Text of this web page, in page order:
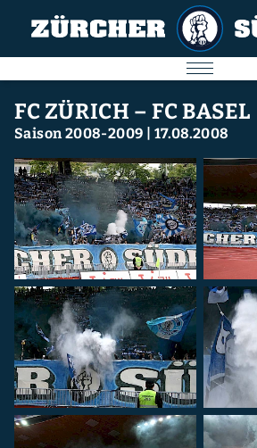
AKTUELL
SPIELE
SÜDKURVE
FC ZÜRICH
IMPRESSUM
Nächstes Spiel
09.08.2026
FC ZÜRICH – FC BASEL
Saison 2008-2009 17.08.2008